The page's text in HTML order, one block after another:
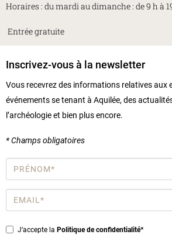
Horaires : du mardi au dimanche : de 9 h à
Entrée gratuite
Inscrivez-vous à la newsletter
Vous recevrez des informations relatives aux
événements se tenant à Aquilée, des
l’archéologie et bien plus encore.
* Champs obligatoires
Prénom
*
Email
*
Privacy
J’accepte la Politique de confidentialité*